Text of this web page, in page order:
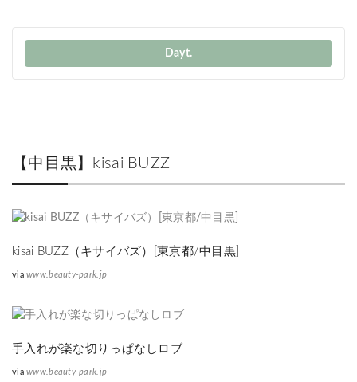
Dayt.
【中目黒】kisai BUZZ
kisai BUZZ（キサイバズ）[東京都/中目黒]
viawww.beauty-park.jp
手入れが楽な切りっぱなしロブ
viawww.beauty-park.jp